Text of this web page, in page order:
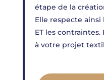
étape de la
Elle respecte ainsi
ET les
à votre projet